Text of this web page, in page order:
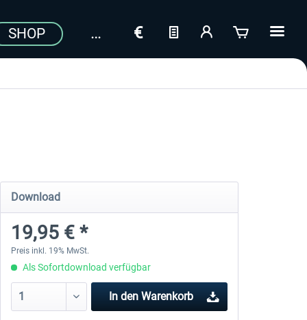
SHOP
Download
19,95 € *
Preis inkl. 19% MwSt.
Als Sofortdownload verfügbar
In den Warenkorb